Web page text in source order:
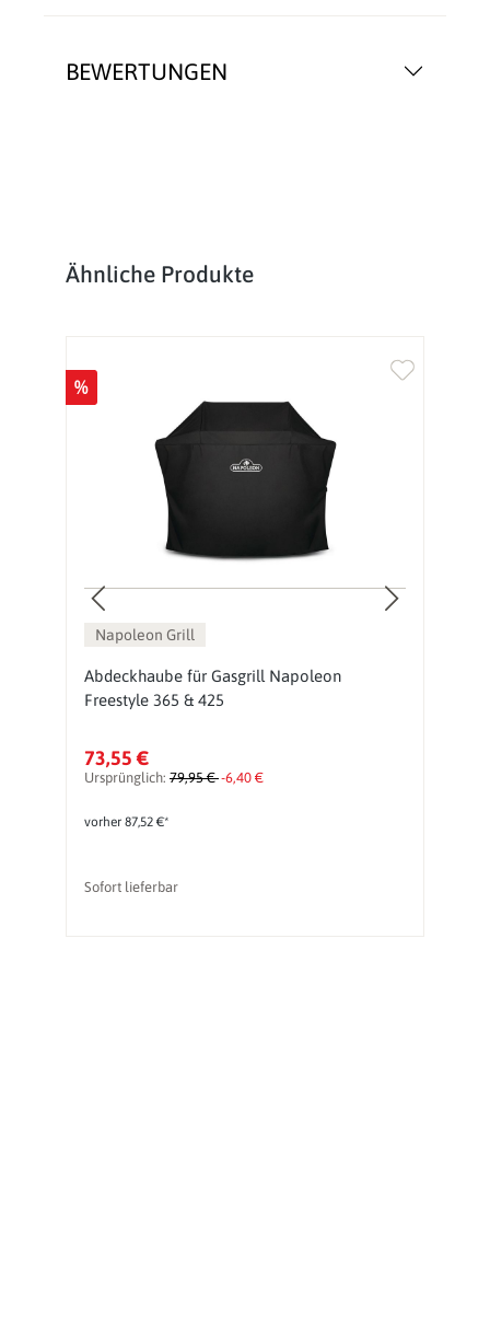
BEWERTUNGEN
Produktgalerie überspringen
Ähnliche Produkte
%
Napoleon Grill
Abdeckhaube für Gasgrill Napoleon
Freestyle 365 & 425
73,55 €
Ursprünglich: 79,95 €-6,40 €
vorher 87,52 €*
Sofort lieferbar